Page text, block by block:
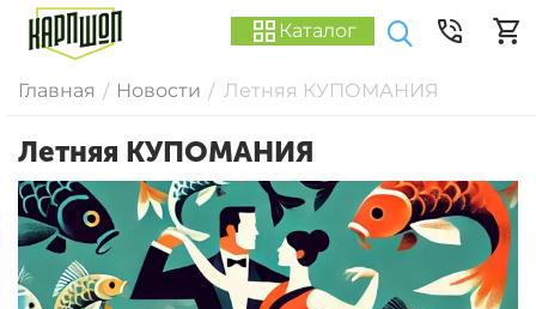
Каталог
Главная / Новости / Летняя КУПОМАНИЯ
Летняя КУПОМАНИЯ